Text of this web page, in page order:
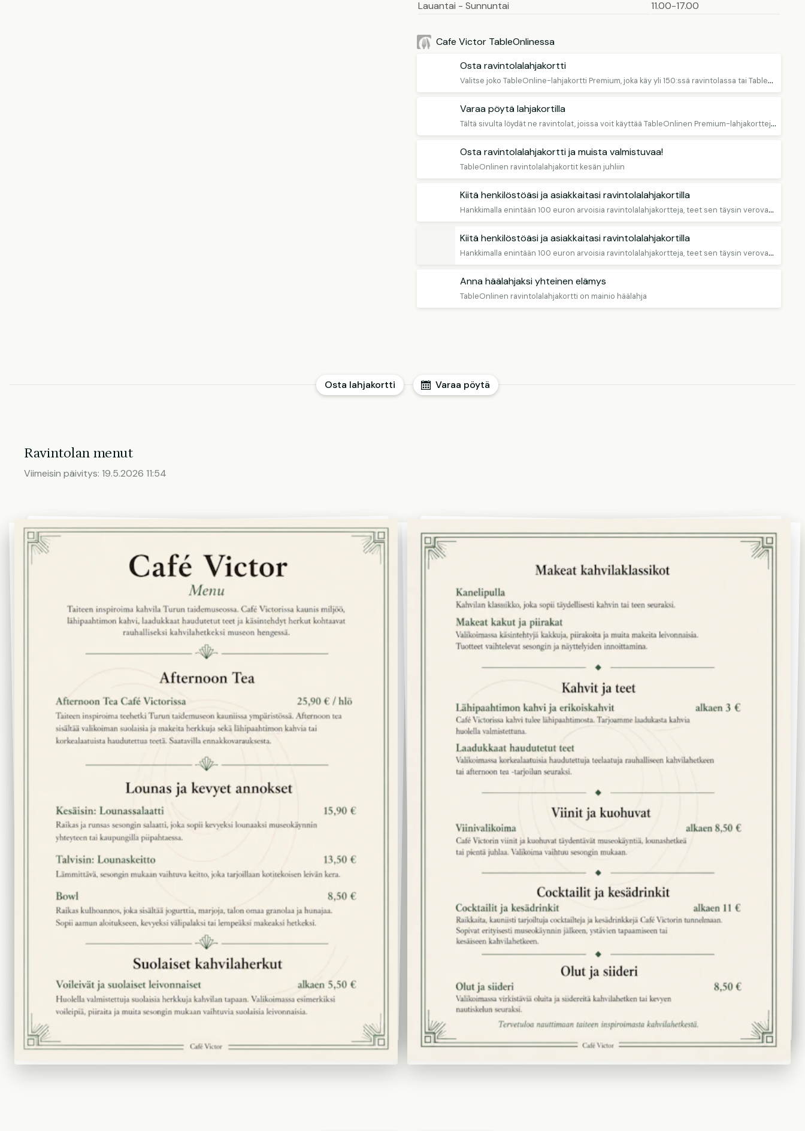
Lauantai - Sunnuntai
11.00-17.00
Cafe Victor TableOnlinessa
Osta ravintolalahjakortti
V
alitse joko TableOnline-lahjakortti Premium, joka käy yli 150:ssä ravintolassa tai TableOnline-lahjakortti Selected nimettyyn ravintolaan.
Varaa pöytä lahjakortilla
T
ältä sivulta löydät ne ravintolat, joissa voit käyttää TableOnlinen Premium-lahjakortteja, muista varata pöytä!
Osta ravintolalahjakortti ja muista valmistuvaa!
TableOnlinen ravintolalahjakortit kesän juhliin
Kiitä henkilöstöäsi ja asiakkaitasi ravintolalahjakortilla
H
ankkimalla enintään 100 euron arvoisia ravintolalahjakortteja, teet sen täysin verovapaasti.
Kiitä henkilöstöäsi ja asiakkaitasi ravintolalahjakortilla
H
ankkimalla enintään 100 euron arvoisia ravintolalahjakortteja, teet sen täysin verovapaasti.
Anna häälahjaksi yhteinen elämys
TableOnlinen ravintolalahjakortti on mainio häälahja
Varaa pöytä
Osta lahjakortti
Ravintolan menut
Viimeisin päivitys: 19.5.2026 11:54